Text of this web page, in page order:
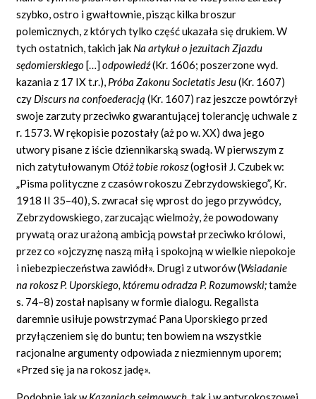
szybko, ostro i gwałtownie, pisząc kilka broszur
polemicznych, z których tylko część ukazała się drukiem. W
tych ostatnich, takich jak Na artykuł o jezuitach Zjazdu
sędomierskiego[…]odpowiedź(Kr. 1606; poszerzone wyd.
kazania z 17 IX t.r.), Próba Zakonu Societatis Jesu(Kr. 1607)
czy Discursna confoederacją(Kr. 1607) raz jeszcze powtórzył
swoje zarzuty przeciwko gwarantującej tolerancję uchwale z
r. 1573. W rękopisie pozostały (aż po w. XX) dwa jego
utwory pisane z iście dziennikarską swadą. W pierwszym z
nich zatytułowanymOtóż tobie rokosz(ogłosił J. Czubek w:
„Pisma polityczne z czasów rokoszu Zebrzydowskiego”, Kr.
1918 II 35–40), S. zwracał się wprost do jego przywódcy,
Zebrzydowskiego, zarzucając wielmoży, że powodowany
prywatą oraz urażoną ambicją powstał przeciwko królowi,
przez co «ojczyznęnaszą miłą i spokojną w wielkie niepokoje
i niebezpieczeństwa zawiódł». Drugi z utworów (Wsiadanie
na rokosz P. Uporskiego, któremu odradza P. Rozumowski;tamże
s. 74–8) został napisany w formie dialogu. Regalista
daremnie usiłuje powstrzymać Pana Uporskiego przed
przyłączeniem się do buntu; ten bowiem na wszystkie
racjonalne argumenty odpowiada z niezmiennym uporem;
«Przedsię ja na rokosz jadę».